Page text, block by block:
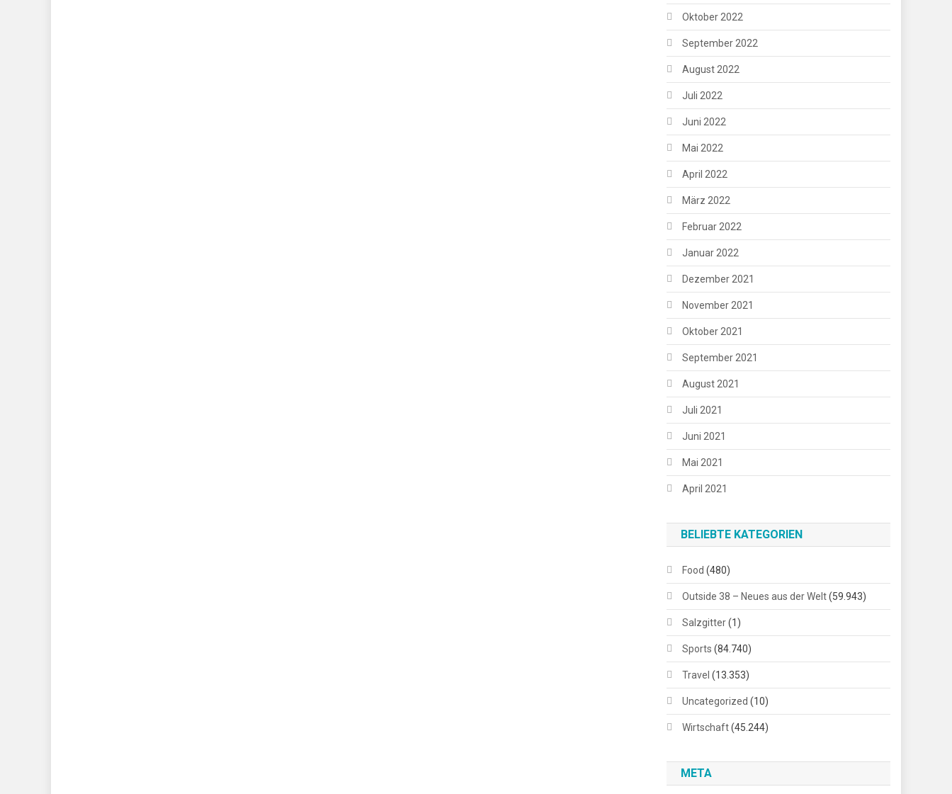
Oktober 2022
September 2022
August 2022
Juli 2022
Juni 2022
Mai 2022
April 2022
März 2022
Februar 2022
Januar 2022
Dezember 2021
November 2021
Oktober 2021
September 2021
August 2021
Juli 2021
Juni 2021
Mai 2021
April 2021
BELIEBTE KATEGORIEN
Food (480)
Outside 38 – Neues aus der Welt(59.943)
Salzgitter(1)
Sports (84.740)
Travel (13.353)
Uncategorized (10)
Wirtschaft(45.244)
META